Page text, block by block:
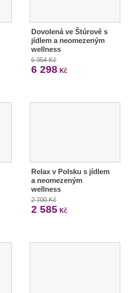
Dovolená ve Štúrově s
jídlem a neomezeným
wellness
6 954 Kč
6 298 Kč
Relax v Polsku s jídlem
a neomezeným
wellness
2 700 Kč
2 585 Kč